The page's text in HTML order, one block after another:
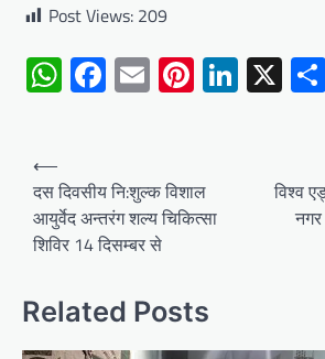
Post Views: 209
WhatsApp
Facebook
EmailPinterest
X
Post
navigation
⟵
दस दिवसीय नि:शुल्क विशाल
आयुर्वेद अन्तरंग शल्य चिकित्सा
शिविर 14 दिसम्बर से
विश्व
Related Posts